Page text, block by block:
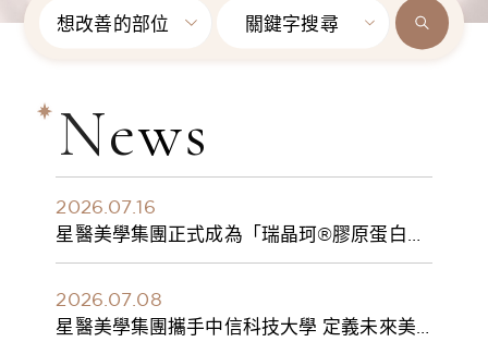
想改善的部位 關鍵字搜尋
News
2026.07.16
星醫美學集團正式成為「瑞晶珂®膠原蛋白植
入劑」台灣獨家總代理
2026.07.08
星醫美學集團攜手中信科技大學 定義未來美